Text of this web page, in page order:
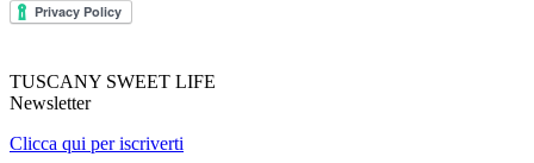
TUSCANY SWEET LIFE
Newsletter
Clicca qui per iscriverti